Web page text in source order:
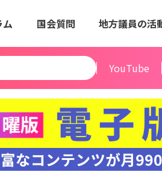
ム 国会質問 地方議員の活
YouTube